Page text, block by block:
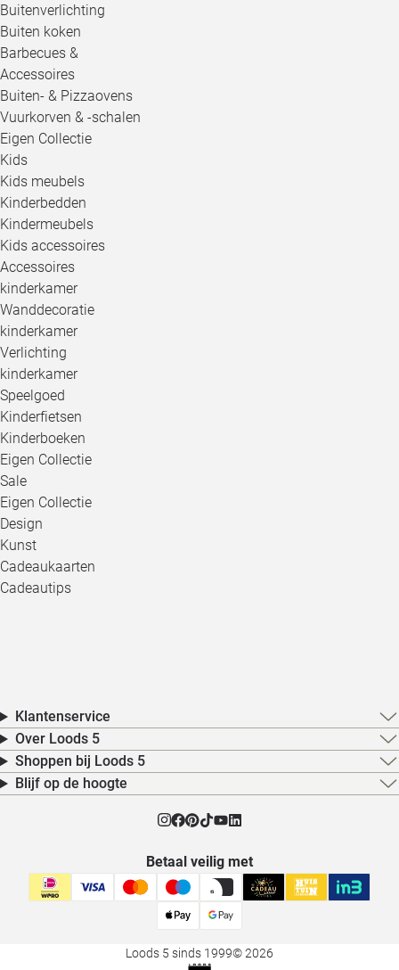
Buitenverlichting
Buiten koken
Barbecues &
Accessoires
Buiten- & Pizzaovens
Vuurkorven & -schalen
Eigen Collectie
Kids
Kids meubels
Kinderbedden
Kindermeubels
Kids accessoires
Accessoires
kinderkamer
Wanddecoratie
kinderkamer
Verlichting
kinderkamer
Speelgoed
Kinderfietsen
Kinderboeken
Eigen Collectie
Sale
Eigen Collectie
Design
Kunst
Cadeaukaarten
Cadeautips
Klantenservice
Over Loods 5
Shoppen bij Loods 5
Blijf op de hoogte
Betaal veilig met
Loods 5 sinds 1999© 2026